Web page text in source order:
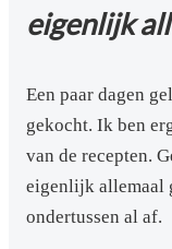
eigenlijk
Een paar dagen
gekocht. Ik ben
van de recepten.
eigenlijk allemaal
ondertussen al af.